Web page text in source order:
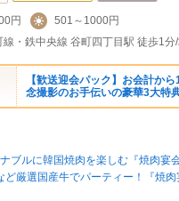
円
501～1000円
【歓送迎会パック】お会計か
念撮影のお手伝いの豪華3大特
ブルに韓国焼肉を楽しむ『焼肉宴
厳選国産牛でパーティー！『焼肉